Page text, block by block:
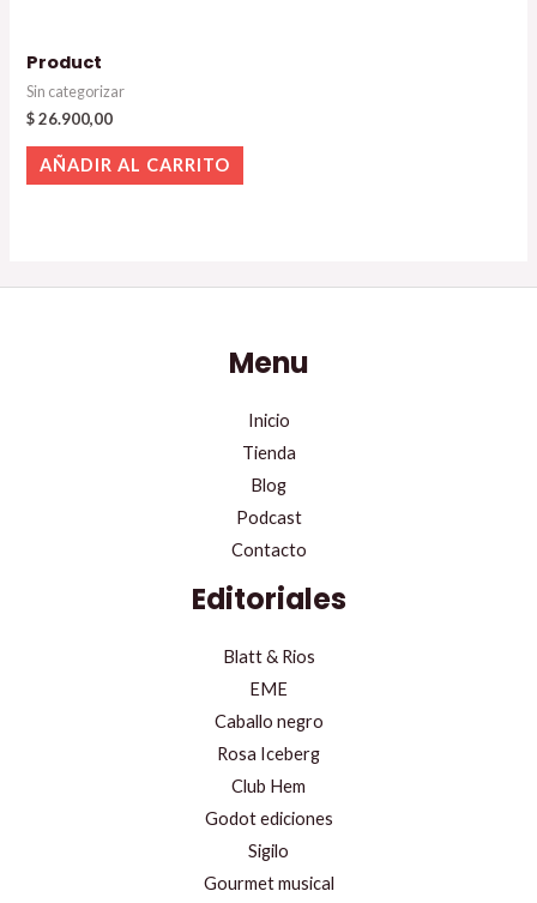
Product
Sin categorizar
$26.900,00
AÑADIR AL CARRITO
Menu
Inicio
Tienda
Blog
Podcast
Contacto
Editoriales
Blatt & Rios
EME
Caballo negro
Rosa Iceberg
Club Hem
Godot ediciones
Sigilo
Gourmet musical